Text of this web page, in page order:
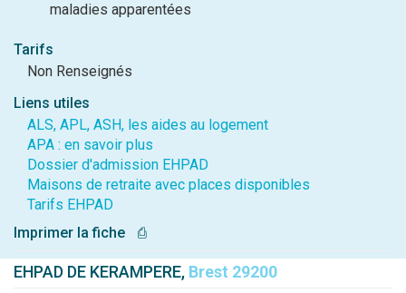
maladies apparentées
Tarifs
Non Renseignés
Liens utiles
ALS, APL, ASH, les aides au logement
APA : en savoir plus
Dossier d'admission EHPAD
Maisons de retraite avec places disponibles
Tarifs EHPAD
Imprimer la fiche
⎙
EHPAD DE KERAMPERE, Brest 29200